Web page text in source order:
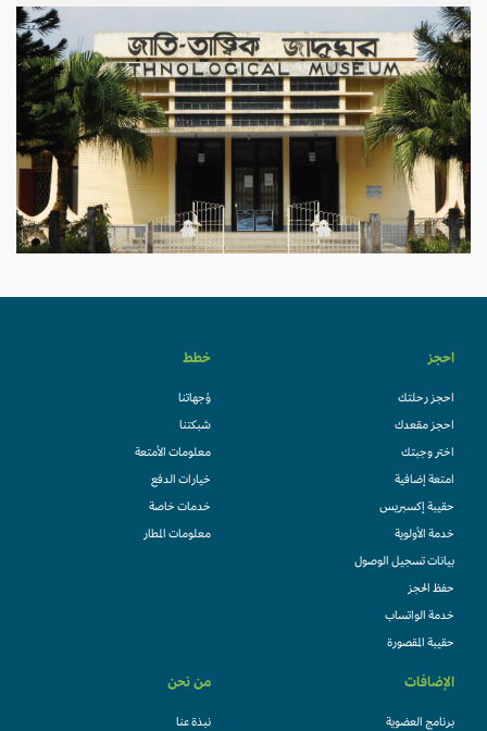
احجز
احجز رحلتك
احجز مقعدك
اختر وجبتك
امتعة إضافية
حقيبة إكسبريس
خدمة الأولوية
بيانات تسجيل الوصول
حفظ الحجز
خدمة الواتساب
حقيبة المقصورة
خطط
وُجهاتنا
شبكتنا
معلومات الأمتعة
خيارات الدفع
خدمات خاصة
معلومات المطار
الإضافات
برنامج العضوية
من نحن
نبذة عنا